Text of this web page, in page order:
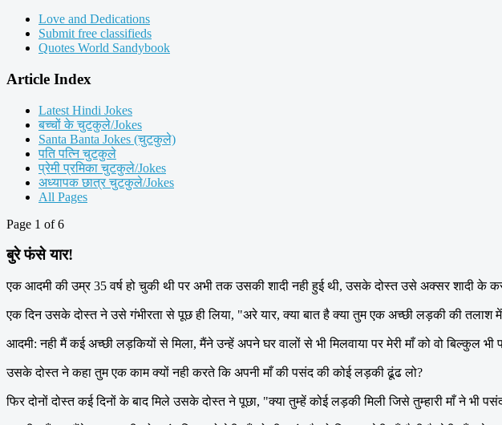
Love and Dedications
Submit free classifieds
Quotes World Sandybook
Article Index
Latest Hindi Jokes
बच्चों के चुटकुले/Jokes
Santa Banta Jokes (चुटकुले)
पति पत्नि चुटकुले
प्रेमी प्रमिका चुटकुले/Jokes
अध्यापक छात्र चुटकुले/Jokes
All Pages
Page 1 of 6
बुरे फंसे यार!
एक आदमी की उम्र 35 वर्ष हो चुकी थी पर अभी तक उसकी शादी नही हुई थी, उसके दोस्त उसे अक्सर शादी के
एक दिन उसके दोस्त ने उसे गंभीरता से पूछ ही लिया, "अरे यार, क्या बात है क्या तुम एक अच्छी लड़की की तलाश
आदमी: नही मैं कई अच्छी लड़कियों से मिला, मैंने उन्हें अपने घर वालों से भी मिलवाया पर मेरी माँ को वो बिल्कुल
उसके दोस्त ने कहा तुम एक काम क्यों नही करते कि अपनी माँ की पसंद की कोई लड़की ढूंढ लो?
फिर दोनों दोस्त कई दिनों के बाद मिले उसके दोस्त ने पूछा, "क्या तुम्हें कोई लड़की मिली जिसे तुम्हारी माँ ने भी